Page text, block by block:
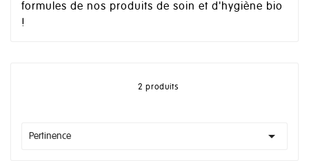
formules de nos produits de soin et d'hygiène bio
!
2 produits
Pertinence 